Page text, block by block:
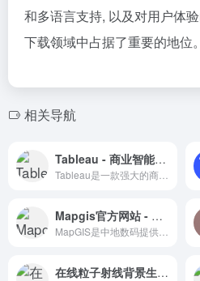
和多语言支持, 以及对用户体
下载领域中占据了重要的地位。
相关导航
Tableau - 商业智能和数据可视化的领先软件
Mapgis官方网站 - GIS软件的全面解决方案
在线粒子射线背景生成工具 - 探索创意网页设计新境界